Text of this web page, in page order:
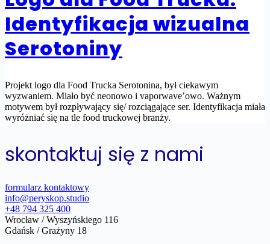
Identyfikacja wizualna
Serotoniny
Projekt logo dla Food Trucka Serotonina, był ciekawym
wyzwaniem. Miało być neonowo i vaporwave’owo. Ważnym
motywem był rozpływający się/ rozciągające ser. Identyfikacja miała
wyróżniać się na tle food truckowej branży.
skontaktuj się z nami
formularz kontaktowy
info@peryskop.studio
+48 794 325 400
Wrocław / Wyszyńskiego 116
Gdańsk / Grażyny 18